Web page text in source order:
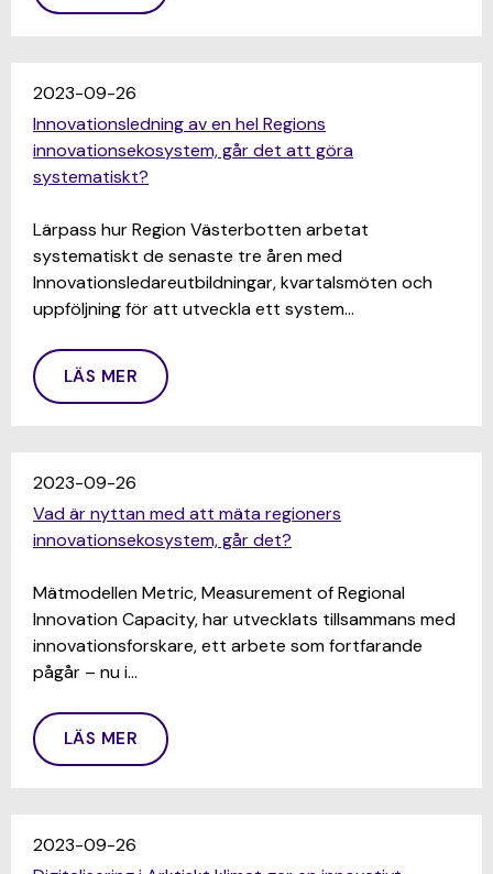
2023-09-26
Innovationsledning av en hel Regions
innovationsekosystem, går det att göra
systematiskt?
Lärpass hur Region Västerbotten arbetat
systematiskt de senaste tre åren med
Innovationsledareutbildningar, kvartalsmöten och
uppföljning för att utveckla ett system…
LÄS MER
2023-09-26
Vad är nyttan med att mäta regioners
innovationsekosystem, går det?
Mätmodellen Metric, Measurement of Regional
Innovation Capacity, har utvecklats tillsammans med
innovationsforskare, ett arbete som fortfarande
pågår – nu i…
LÄS MER
2023-09-26